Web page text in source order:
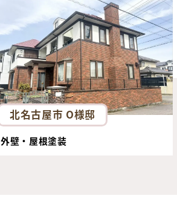
北名古屋市 O様邸
外壁・屋根塗装